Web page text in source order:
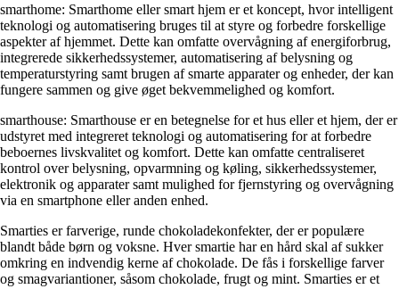
smarthome: Smarthome eller smart hjem er et koncept, hvor intelligent
teknologi og automatisering bruges til at styre og forbedre forskellige
aspekter af hjemmet. Dette kan omfatte overvågning af energiforbrug,
integrerede sikkerhedssystemer, automatisering af belysning og
temperaturstyring samt brugen af smarte apparater og enheder, der kan
fungere sammen og give øget bekvemmelighed og komfort.
smarthouse: Smarthouse er en betegnelse for et hus eller et hjem, der er
udstyret med integreret teknologi og automatisering for at forbedre
beboernes livskvalitet og komfort. Dette kan omfatte centraliseret
kontrol over belysning, opvarmning og køling, sikkerhedssystemer,
elektronik og apparater samt mulighed for fjernstyring og overvågning
via en smartphone eller anden enhed.
Smarties er farverige, runde chokoladekonfekter, der er populære
blandt både børn og voksne. Hver smartie har en hård skal af sukker
omkring en indvendig kerne af chokolade. De fås i forskellige farver
og smagvariantioner, såsom chokolade, frugt og mint. Smarties er et